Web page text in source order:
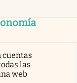
cuentas
las
web